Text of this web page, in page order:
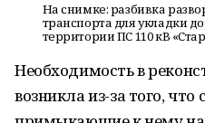
На снимке: разбивка
транспорта для укладки
территории ПС 110 кВ
Необходимость в
возникла из-за того, что